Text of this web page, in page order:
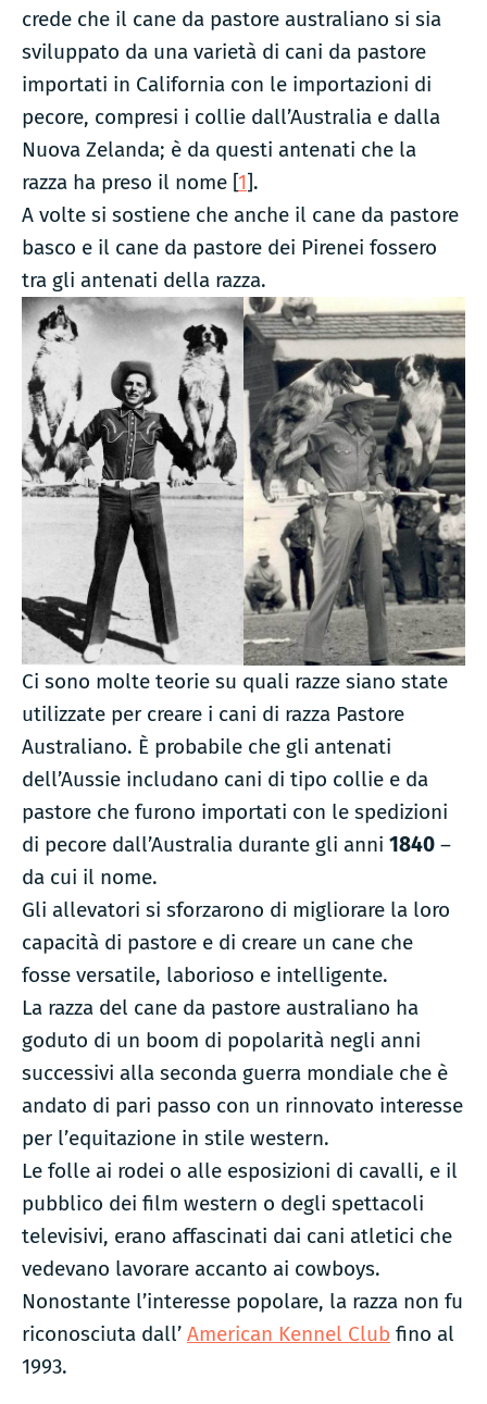
crede che il cane da pastore australiano si sia
sviluppato da una varietà di cani da pastore
importati in California con le importazioni di
pecore, compresi i collie dall’Australia e dalla
Nuova Zelanda; è da questi antenati che la
razza ha preso il nome [1].
A volte si sostiene che anche il cane da pastore
basco e il cane da pastore dei Pirenei fossero
tra gli antenati della razza.
Ci sono molte teorie su quali razze siano state
utilizzate per creare i cani di razza Pastore
Australiano. È probabile che gli antenati
dell’Aussie includano cani di tipo collie e da
pastore che furono importati con le spedizioni
di pecore dall’Australia durante gli anni 1840 –
da cui il nome.
Gli allevatori si sforzarono di migliorare la loro
capacità di pastore e di creare un cane che
fosse versatile, laborioso e intelligente.
La razza del cane da pastore australiano ha
goduto di un boom di popolarità negli anni
successivi alla seconda guerra mondiale che è
andato di pari passo con un rinnovato interesse
per l’equitazione in stile western.
Le folle ai rodei o alle esposizioni di cavalli, e il
pubblico dei film western o degli spettacoli
televisivi, erano affascinati dai cani atletici che
vedevano lavorare accanto ai cowboys.
Nonostante l’interesse popolare, la razza non fu
riconosciuta dall’ American Kennel Club fino al
1993.